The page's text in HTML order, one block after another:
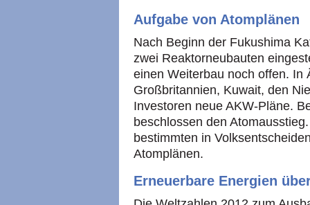
Aufgabe von Atomplänen
Nach Beginn der Fukushima
zwei Reaktorneubauten
einen Weiterbau noch offen. In
Großbritannien, Kuwait, den
Investoren neue AKW-Pläne.
beschlossen den
bestimmten in
Atomplänen.
Erneuerbare Energien